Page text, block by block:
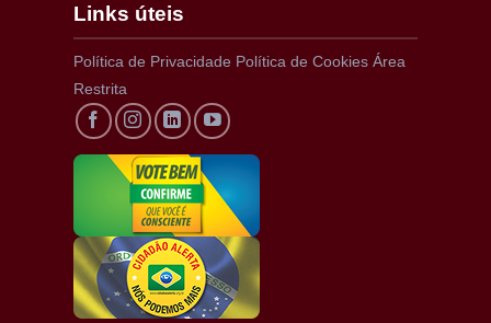
Links úteis
Política de Privacidade Política de Cookies Área
Restrita